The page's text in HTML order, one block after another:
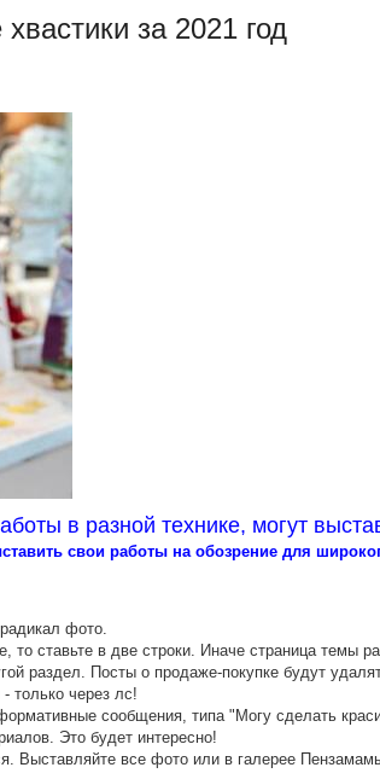
за 2021 год
в разной технике, могут
свои работы на обозрение для
фото.
ставьте в две строки. Иначе страница темы
раздел. Посты о продаже-покупке будут
только через лс!
сообщения, типа "Могу сделать
Это будет интересно!
Выставляйте все фото или в галерее